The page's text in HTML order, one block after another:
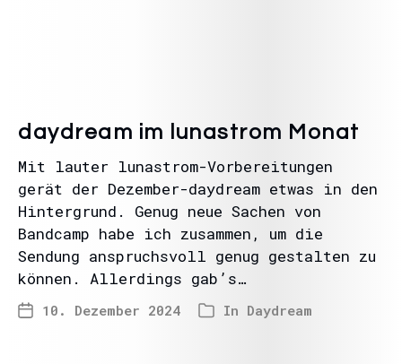
daydream im lunastrom Monat
Mit lauter lunastrom-Vorbereitungen
gerät der Dezember-daydream etwas in den
Hintergrund. Genug neue Sachen von
Bandcamp habe ich zusammen, um die
Sendung anspruchsvoll genug gestalten zu
können. Allerdings gab’s…
10. Dezember 2024 In Daydream